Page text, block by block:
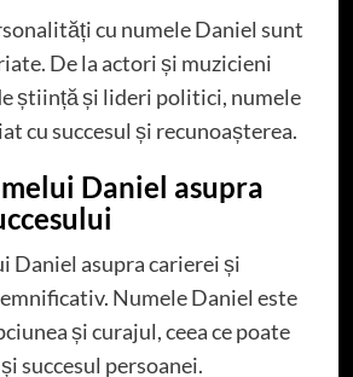
cu numele Daniel sunt
De la actori și muzicieni
știință și lideri politici, numele
cu succesul și recunoașterea.
Daniel asupra
Daniel asupra carierei și
Numele Daniel este
și curajul, ceea ce poate
succesul persoanei.